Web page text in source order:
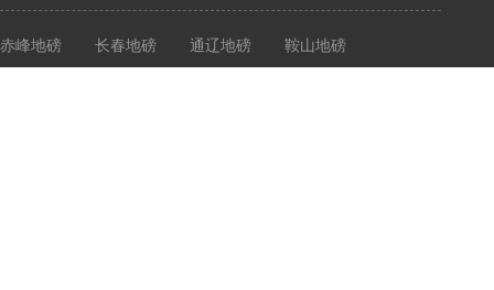
赤峰地磅 长春地磅 通辽地磅 鞍山地磅